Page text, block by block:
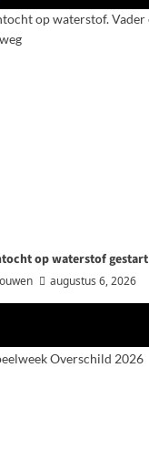
op waterstof gestart
augustus 6, 2026